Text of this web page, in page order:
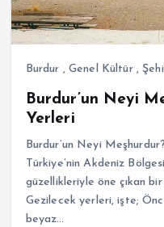
Burdur , Genel Kültür,
Burdur’un Neyi
Yerleri
Burdur’un Neyi
Türkiye’nin Akdeniz
güzellikleriyle öne çıkan
Gezilecek yerleri, işte;
beyaz…